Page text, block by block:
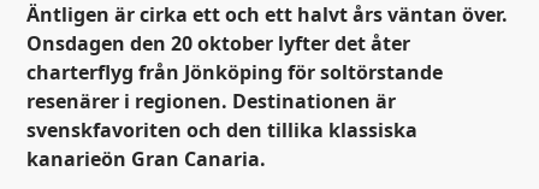
Äntligen är cirka ett och ett halvt års väntan över.
Onsdagen den 20 oktober lyfter det åter
charterflyg från Jönköping för soltörstande
resenärer i regionen. Destinationen är
svenskfavoriten och den tillika klassiska
kanarieön Gran Canaria.